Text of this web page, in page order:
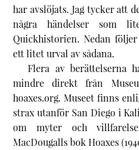
har avslöjats. Jag tycker att
några händelser som
Quickhistorien. Nedan
ett litet urval av sådana.
Flera av berättelserna
mindre direkt från
hoaxes.org. Museet finns
strax utanför San Diego i
om myter och
MacDougalls bokHoaxes